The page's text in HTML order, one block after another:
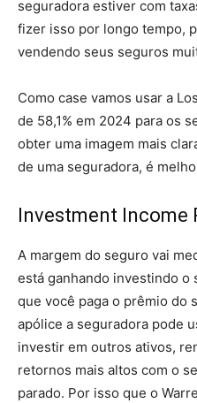
seguradora estiver com
fizer isso por longo tempo,
vendendo seus seguros
Como case vamos usar a
de 58,1% em 2024 para os
obter uma imagem mais
de uma seguradora, é
Investment Income
A margem do seguro vai
está ganhando investindo o
que você paga o prêmio do
apólice a seguradora pode
investir em outros ativos,
retornos mais altos com o
parado. Por isso que o